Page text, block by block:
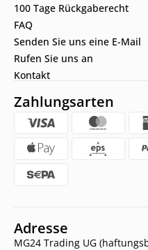
100 Tage Rückgaberecht
FAQ
Senden Sie uns eine E-Mail
Rufen Sie uns an
Kontakt
Zahlungsarten
Adresse
MG24 Trading UG